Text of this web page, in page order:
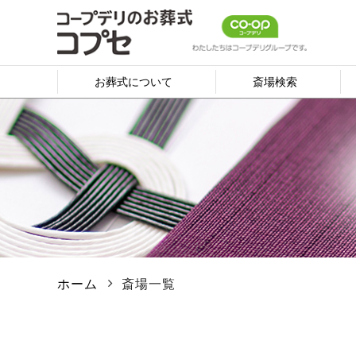
お葬式について 斎場検索
ホーム 斎場一覧